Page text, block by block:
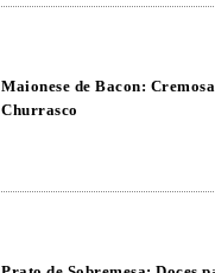
Maionese de Bacon:
Churrasco